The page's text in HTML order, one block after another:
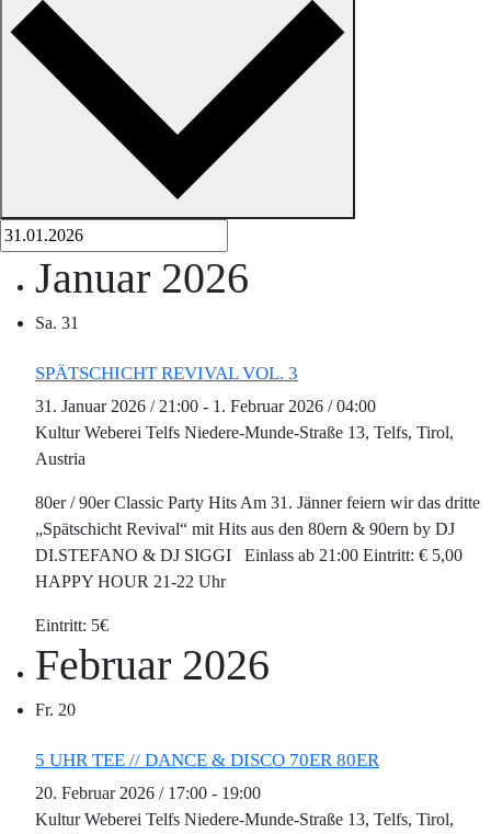
Januar 2026
Sa. 31
SPÄTSCHICHT REVIVAL VOL. 3
31. Januar 2026 / 21:00 - 1. Februar 2026 / 04:00
Kultur Weberei Telfs Niedere-Munde-Straße 13, Telfs, Tirol,
Austria
80er / 90er Classic Party Hits Am 31. Jänner feiern wir das dritte
„Spätschicht Revival“ mit Hits aus den 80ern & 90ern by DJ
DI.STEFANO & DJ SIGGI Einlass ab 21:00 Eintritt: € 5,00
HAPPY HOUR 21-22 Uhr
5€
Februar 2026
Fr. 20
5 UHR TEE // DANCE & DISCO 70ER 80ER
20. Februar 2026 / 17:00 - 19:00
Kultur Weberei Telfs Niedere-Munde-Straße 13, Telfs, Tirol,